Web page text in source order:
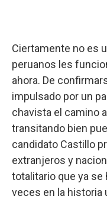
Ciertamente no es
peruanos les
ahora. De
impulsado por un
chavista el camino
transitando bien
candidato Castillo
extranjeros y
totalitario que ya se
veces en la historia